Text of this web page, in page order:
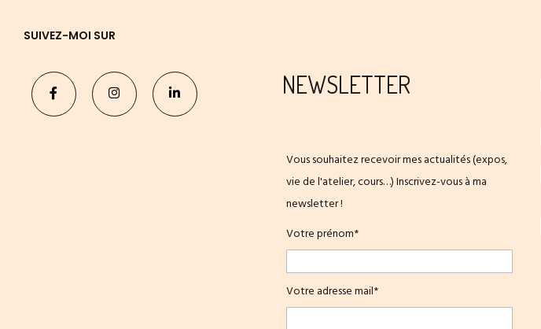
SUIVEZ-MOI SUR
NEWSLETTER
Vous souhaitez recevoir mes actualités (expos,
vie de l'atelier, cours…) Inscrivez-vous à ma
newsletter !
Votre prénom*
Votre adresse mail*